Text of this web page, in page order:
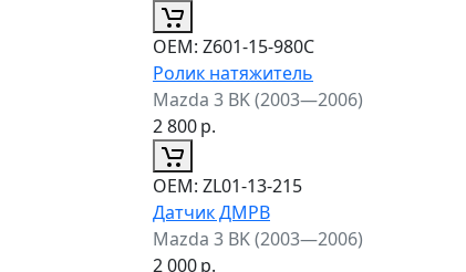
ОЕМ: Z601-15-980C
Ролик натяжитель
Mazda 3 BK (2003—2006)
2 800р.
ОЕМ: ZL01-13-215
Датчик ДМРВ
Mazda 3 BK (2003—2006)
2 000р.